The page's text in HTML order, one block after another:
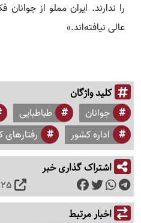
را ندارند. ایران مملو از
عالی نیافته‌اند.»
کلید واژگان
جوانان طباطبایی
اداره کشور
رفتارهای
اشتراک گذاری خبر
اخبار مرتبط